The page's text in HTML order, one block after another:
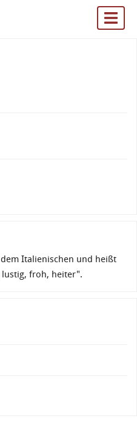
Italienischen und heißt
froh, heiter".